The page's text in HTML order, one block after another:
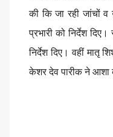
की कि जा रही जांचों व
प्रभारी को निर्देश
निर्देश दिए। वहीं मातृ
केशर देव पारीक ने आशा